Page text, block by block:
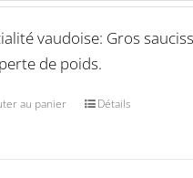
vaudoise: Gros
de poids.
au panier Détails